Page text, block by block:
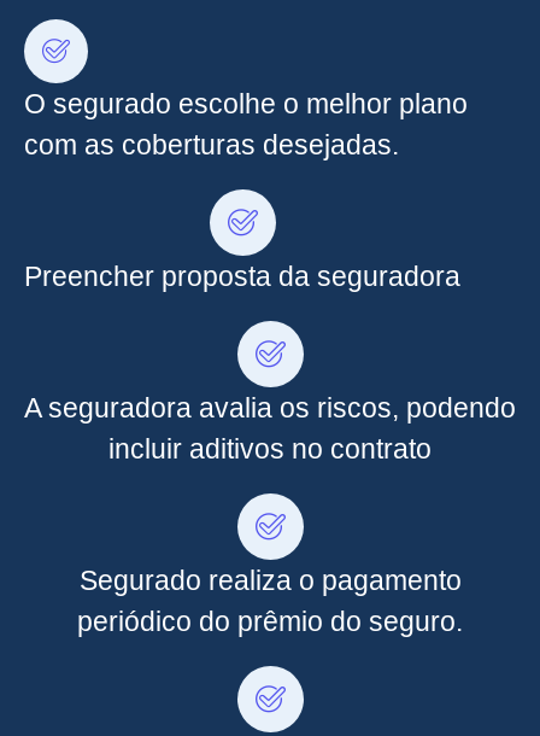
O segurado escolhe o melhor plano
com as coberturas desejadas.
Preencher proposta da seguradora
A seguradora avalia os riscos, podendo
incluir aditivos no contrato
Segurado realiza o pagamento
periódico do prêmio do seguro.